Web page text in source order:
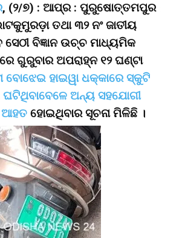
, (୨/୭) : ଆପ୍ର : ପୁରୁଷୋତ୍ତମପୁର
ତଥା ୩୨ ନଂ ଜାତୀୟ
ସେଠୀ ବିଜ୍ଞାନ ଉଚ୍ଚ ମାଧ୍ୟମିକ
ଗୁରୁବାର ଅପରାହ୍ନ ୧୨ ଘଣ୍ଟା
ହାଇୱା ଧକ୍କାରେ ସ୍କୁଟି
ଅନ୍ୟ ସହଯୋଗୀ
ହୋଇଥିବାର ସୂଚନା ମିଳିଛି ।